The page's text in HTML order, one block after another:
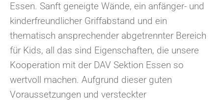
Essen. Sanft geneigte Wände, ein anfänger- und
kinderfreundlicher Griffabstand und ein
thematisch ansprechender abgetrennter Bereich
für Kids, all das sind Eigenschaften, die unsere
Kooperation mit der DAV Sektion Essen so
wertvoll machen. Aufgrund dieser guten
Voraussetzungen und versteckter